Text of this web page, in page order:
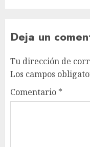
Deja un
Tu dirección de
Los campos
Comentario *